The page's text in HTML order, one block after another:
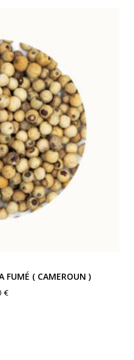
FUMÉ ( CAMEROUN )
€